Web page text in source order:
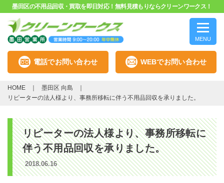
墨田区の不用品回収・買取を即日対応！無料見積もりならクリーンワークス！
MENU
電話でお問い合わせ WEBでお問い合わせ
HOME
墨田区 向島
リピーターの法人様より、事務所移転に伴う不用品回収を承りました。
リピーターの法人様より、事務所移転に
伴う不用品回収を承りました。
2018.06.16